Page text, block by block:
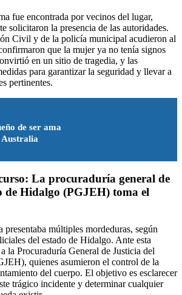
fue encontrada por vecinos del lugar,
solicitaron la presencia de las autoridades.
Civil y de la policía municipal acudieron al
que la mujer ya no tenía signos
en un sitio de tragedia, y las
para garantizar la seguridad y llevar a
pertinentes.
de ser ama
Australia
La procuraduría general de
de Hidalgo (PGJEH) toma el
múltiples mordeduras, según
del estado de Hidalgo. Ante esta
la Procuraduría General de Justicia del
quienes asumieron el control de la
del cuerpo. El objetivo es esclarecer
trágico incidente y determinar cualquier